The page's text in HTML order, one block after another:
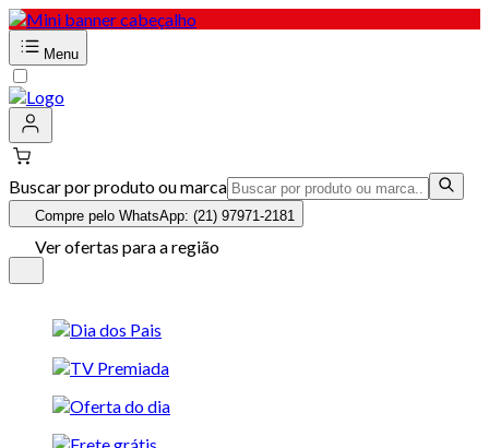
Menu
Buscar por produto ou marca
Compre pelo WhatsApp: (21) 97971-2181
Ver ofertas para a região